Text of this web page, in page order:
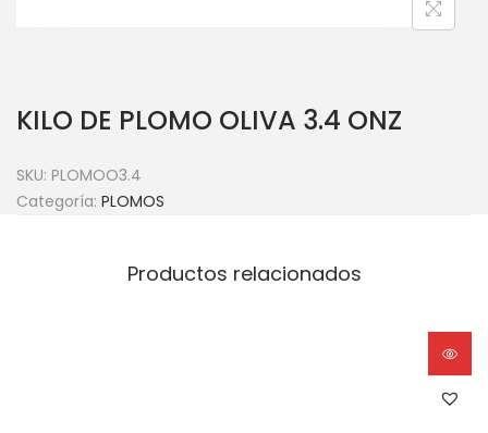
KILO DE PLOMO OLIVA 3.4 ONZ
SKU: PLOMOO3.4
Categoría: PLOMOS
Productos relacionados